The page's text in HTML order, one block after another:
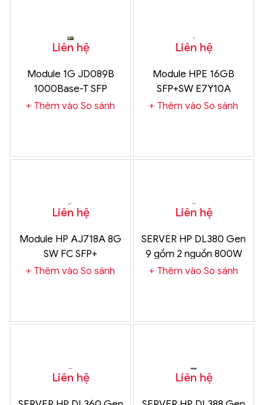
Liên hệ
Module 1G JD089B
1000Base-T SFP
Thêm vào So sánh
Liên hệ
Module HPE 16GB
SFP+SW E7Y10A
Thêm vào So sánh
Liên hệ
Module HP AJ718A 8G
SW FC SFP+
Thêm vào So sánh
Liên hệ
SERVER HP DL380 Gen
9 gồm 2 nguồn 800W
Ổ 3.5
Thêm vào So sánh
Liên hệ Liên hệ